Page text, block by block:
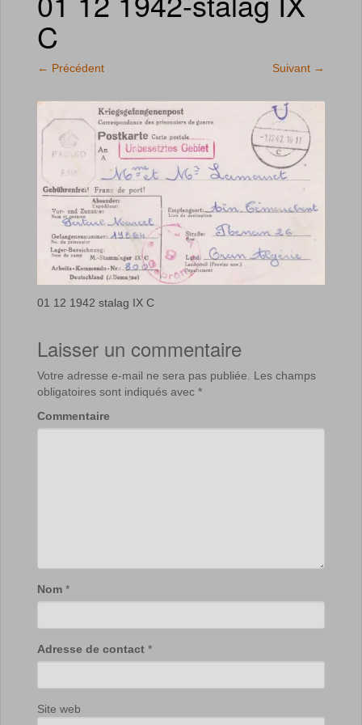
C
← Précédent Suivant →
01 12 1942 stalag IX C
Laisser un commentaire
Votre adresse e-mail ne sera pas publiée.
Les champs
obligatoires sont indiqués avec *
Commentaire
Nom *
Adresse de contact *
Site web